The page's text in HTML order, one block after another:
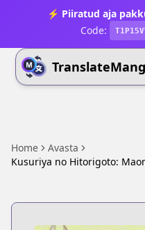
⚡ Piiratud aja
Code:
Home
Avasta
Kusuriya no Hitorigoto: